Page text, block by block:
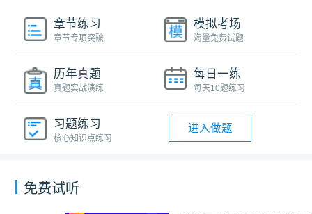
章节练习
章节专项突破
模拟考场
海量免费试题
历年真题
真题实战演练
每日一练
每天10题练习
习题练习
核心知识点练习
进入做题
免费试听